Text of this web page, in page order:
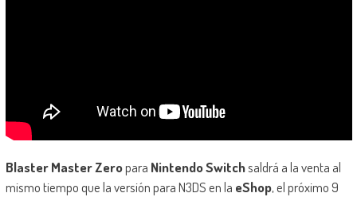
Blaster Master Zeropara Nintendo Switchsaldrá a la venta al
mismo tiempo que la versión para N3DS en la eShop, el próximo 9